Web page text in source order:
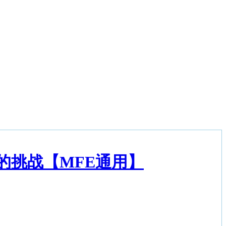
挑战【MFE通用】